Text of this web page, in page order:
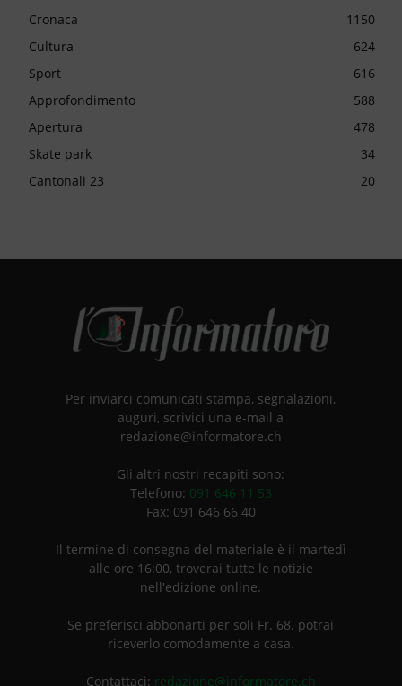
Cronaca
1150
Cultura
624
Sport
616
Approfondimento
588
Apertura
478
Skate park
34
Cantonali 23
20
Per inviarci comunicati stampa, segnalazioni,
auguri, scrivici una e-mail a
redazione@informatore.ch
Gli altri nostri recapiti sono:
Telefono: 091 646 11 53
Fax: 091 646 66 40
Il termine di consegna del materiale è il martedì
alle ore 16:00, troverai tutte le notizie
nell'edizione online.
Se preferisci abbonarti per soli Fr. 68. potrai
riceverlo comodamente a casa.
Contattaci: redazione@informatore.ch